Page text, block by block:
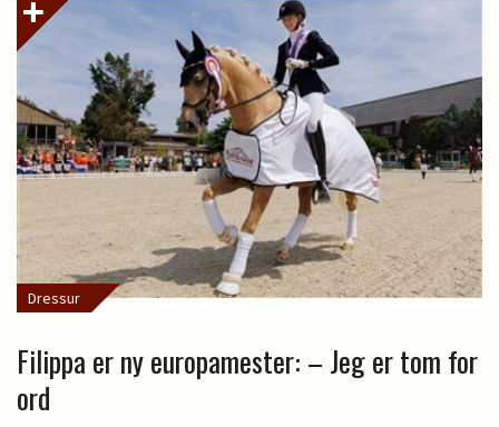
Dressur
Filippa er ny europamester: – Jeg er tom for
ord